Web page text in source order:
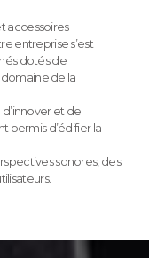
accessoires
entreprise s’est
dotés de
de la
et de
permis d’édifier la
sonores, des